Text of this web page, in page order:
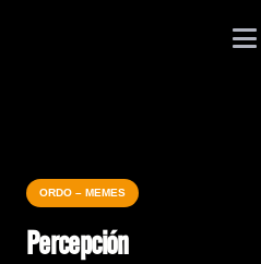
ORDO – MEMES
Percepción